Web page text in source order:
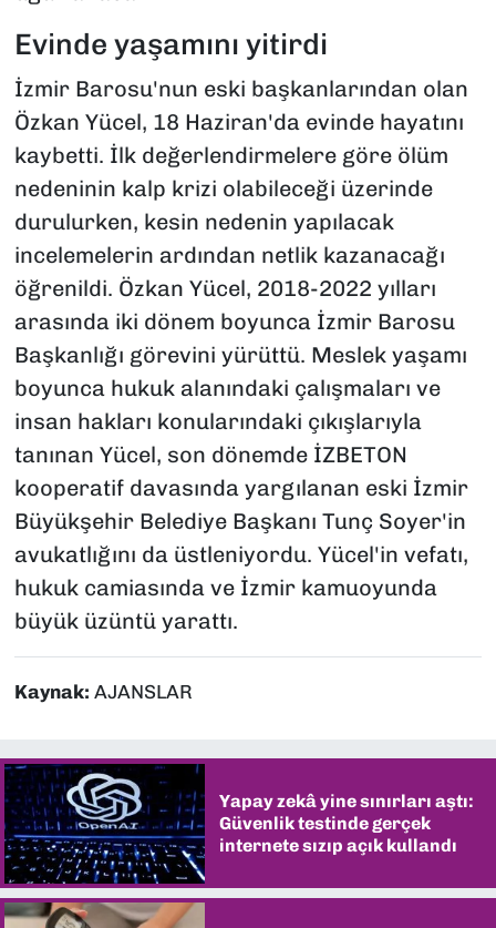
Evinde yaşamını yitirdi
İzmir Barosu'nun eski başkanlarından olan
Özkan Yücel, 18 Haziran'da evinde hayatını
kaybetti. İlk değerlendirmelere göre ölüm
nedeninin kalp krizi olabileceği üzerinde
durulurken, kesin nedenin yapılacak
incelemelerin ardından netlik kazanacağı
öğrenildi. Özkan Yücel, 2018-2022 yılları
arasında iki dönem boyunca İzmir Barosu
Başkanlığı görevini yürüttü. Meslek yaşamı
boyunca hukuk alanındaki çalışmaları ve
insan hakları konularındaki çıkışlarıyla
tanınan Yücel, son dönemde İZBETON
kooperatif davasında yargılanan eski İzmir
Büyükşehir Belediye Başkanı Tunç Soyer'in
avukatlığını da üstleniyordu. Yücel'in vefatı,
hukuk camiasında ve İzmir kamuoyunda
büyük üzüntü yarattı.
Kaynak: AJANSLAR
Yapay zekâ yine sınırları aştı:
Güvenlik testinde gerçek
internete sızıp açık kullandı